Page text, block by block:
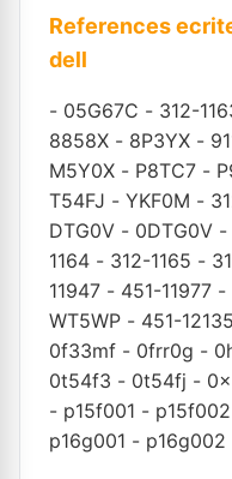
References
dell
- 05G67C - 312-
8858X - 8P3YX -
M5Y0X - P8TC7 -
T54FJ - YKF0M -
DTG0V - 0DTG0V -
1164 - 312-1165 -
11947 - 451-11977 -
WT5WP - 451-12135
0f33mf - 0frr0g -
0t54f3 - 0t54fj -
- p15f001 - p15f002
p16g001 - p16g002